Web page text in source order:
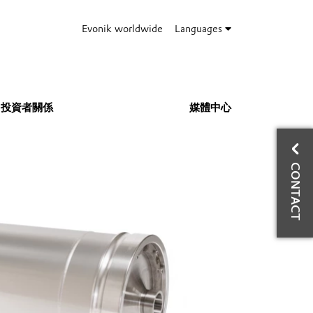
Evonik worldwide Languages
投資者關係 媒體中心
CONTACT
與
資
業